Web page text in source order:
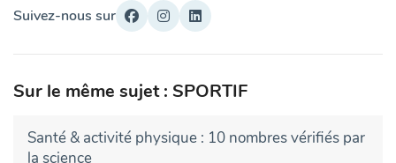
Suivez-nous sur
Sur le même sujet : SPORTIF
Santé & activité physique : 10 nombres vérifiés par
la science